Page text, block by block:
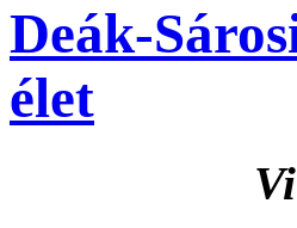
Deák-
élet